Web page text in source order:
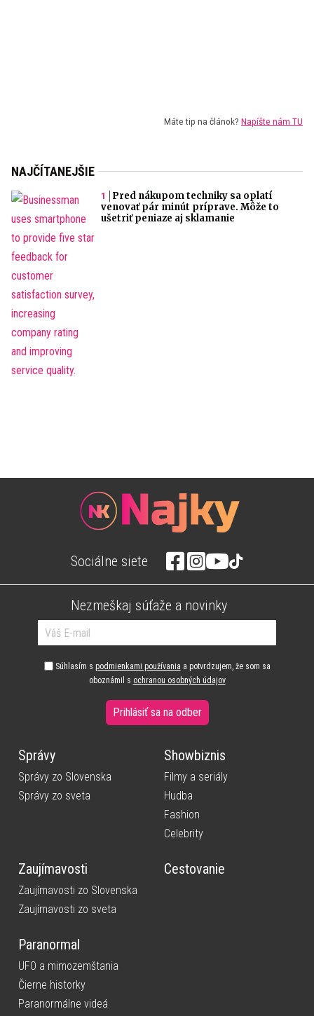
Máte tip na článok? Napíšte nám TU
NAJČÍTANEJŠIE
Pred nákupom techniky sa oplatí
venovať pár minút príprave. Môže to
ušetriť peniaze aj sklamanie
Sociálne siete
Nezmeškaj súťaže a novinky
Súhlasím s podmienkami používania a potvrdzujem, že som sa
oboznámil s ochranou osobných údajov
Prihlásiť sa na odber
Správy
Správy zo Slovenska
Správy zo sveta
Showbiznis
Filmy a seriály
Hudba
Fashion
Celebrity
Zaujímavosti
Zaujímavosti zo Slovenska
Zaujímavosti zo sveta
Cestovanie
Paranormal
UFO a mimozemštania
Čierne historky
Paranormálne videá